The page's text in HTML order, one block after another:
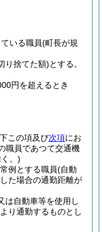
いる職員(町長が規
り捨てた額)とする。
円を超えるとき
この項及び次項にお
職員であつて交通機
。)
例とする職員(自動
た場合の通勤距離が
は自動車等を使用し
り通勤するものとし